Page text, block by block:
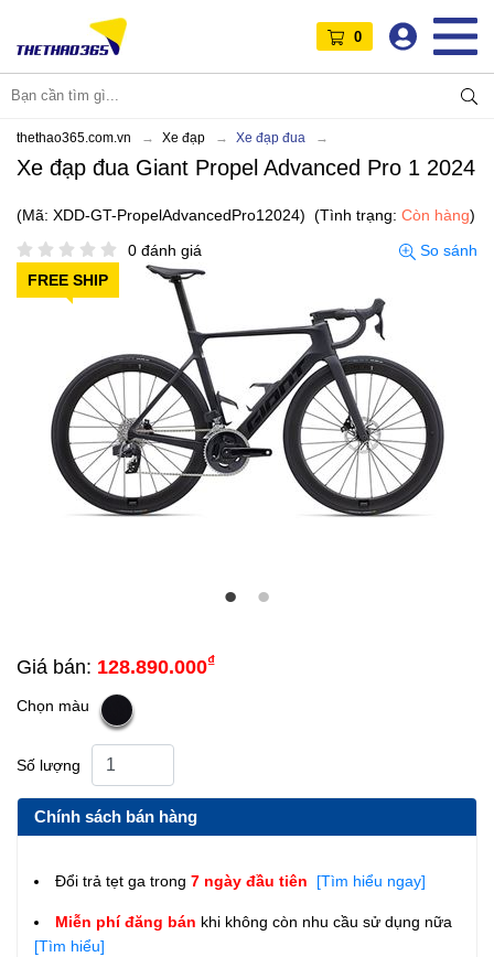
0
thethao365.com.vn Xe đạp Xe đạp đua
Xe đạp đua Giant Propel Advanced Pro 1 2024
(Mã: XDD-GT-PropelAdvancedPro12024) (Tình trạng: Còn hàng)
0 đánh giá
So sánh
FREE SHIP
Giá bán: 128.890.000₫
Chọn màu
Số lượng
Chính sách bán hàng
Đổi trả tẹt ga trong 7 ngày đầu tiên [Tìm hiểu ngay]
Miễn phí đăng bán khi không còn nhu cầu sử dụng nữa
[Tìm hiểu]